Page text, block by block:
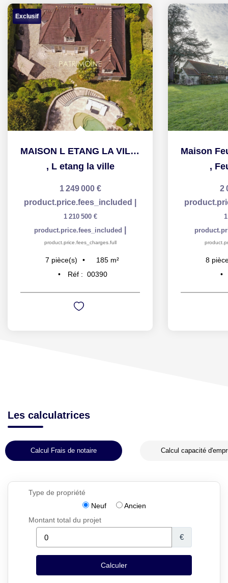
Exclusif
MAISON L ETANG LA VILLE - 7 pièce(s) - 185 m2
, L etang la ville
1 249 000 €
product.price.fees_included
1 210 500 €
product.price.fees_included
product.price.fees_charges.full
7 pièce(s) 185 m²
Réf : 00390
,
2
8
Les calculatrices
Calcul Frais de notaire Calcul capacité